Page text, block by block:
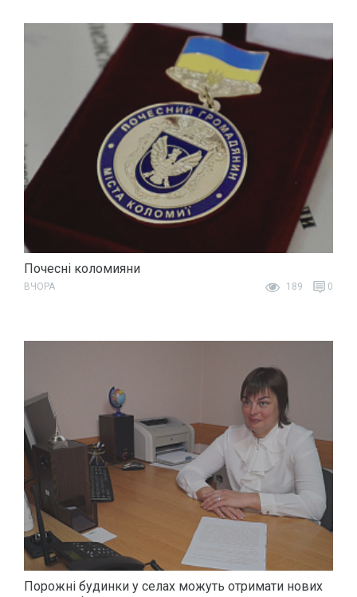
Почесні коломияни
ВЧОРА 189 0
Порожні будинки у селах можуть отримати нових